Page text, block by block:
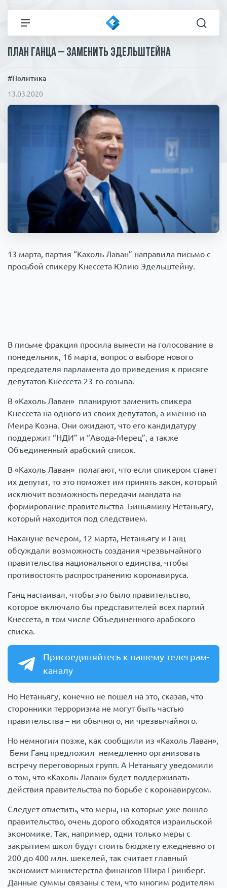
Все новости
Политика
В мире
Экономика
Общество
Коронавирус
Армия
Технологии
Пресса
ЧП И КРИМИНАЛ
План Ганца – заменить Эдельштейна
#Политика
13.03.2020
13 марта, партия “Кахоль Лаван” направила письмо с
просьбой спикеру Кнессета Юлию Эдельштейну.
В письме фракция просила вынести на голосование в
понедельник, 16 марта, вопрос о выборе нового
председателя парламента до приведения к присяге
депутатов Кнессета 23-го созыва.
В «Кахоль Лаван» планируют заменить спикера
Кнессета на одного из своих депутатов, а именно на
Меира Коэна. Они ожидают, что его кандидатуру
поддержит “НДИ” и “Авода-Мерец”, а также
Объединенный арабский список.
В «Кахоль Лаван» полагают, что если спикером станет
их депутат, то это поможет им принять закон, который
исключит возможность передачи мандата на
формирование правительства Биньямину Нетаньягу,
который находится под следствием.
Накануне вечером, 12 марта, Нетаньягу и Ганц
обсуждали возможность создания чрезвычайного
правительства национального единства, чтобы
противостоять распространению коронавируса.
Ганц настаивал, чтобы это было правительство,
которое включало бы представителей всех партий
Кнессета, в том числе Объединенного арабского
списка.
Присоединяйтесь к нашему телеграм-
каналу
Но Нетаньягу, конечно не пошел на это, сказав, что
сторонники терроризма не могут быть частью
правительства – ни обычного, ни чрезвычайного.
Но немногим позже, как сообщили из «Кахоль Лаван»,
Бени Ганц предложил немедленно организовать
встречу переговорных групп. А Нетаньягу уведомили
о том, что «Кахоль Лаван» будет поддерживать
действия правительства по борьбе с коронавирусом.
Следует отметить, что меры, на которые уже пошло
правительство, очень дорого обходятся израильской
экономике. Так, например, одни только меры с
закрытием школ будут стоить бюджету ежедневно от
200 до 400 млн. шекелей, так считает главный
экономист министерства финансов Шира Гринберг.
Данные суммы связаны с тем, что многим родителям